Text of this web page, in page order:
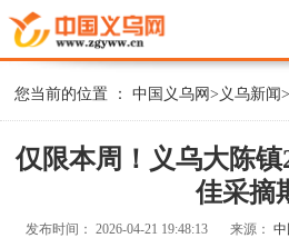
您当前的位置 ：中国义乌网> 义乌新闻>
仅限本周！义乌大陈
佳采摘
发布时间：2026-04-21 19:48:13 来源：